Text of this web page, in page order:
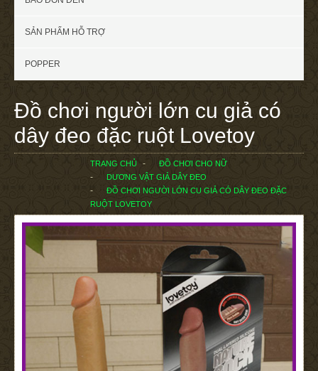
SẢN PHẨM HỖ TRỢ
POPPER
Đồ chơi người lớn cu giả có
dây đeo đặc ruột Lovetoy
TRANG CHỦ
ĐỒ CHƠI CHO NỮ
DƯƠNG VẬT GIẢ DÂY ĐEO
ĐỒ CHƠI NGƯỜI LỚN CU GIẢ CÓ DÂY ĐEO ĐẶC
RUỘT LOVETOY